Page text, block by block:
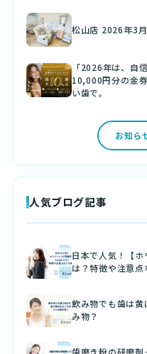
松山店 2026年3
「2026年は、自
10,000円分の金
い歯で。
お知ら
人気ブログ記事
日本で人気！【
は？特徴や注意点
飲み物でも歯は
み物？
歯磨き粉の研磨剤